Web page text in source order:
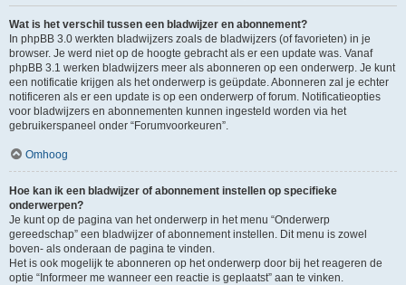
Wat is het verschil tussen een bladwijzer en abonnement?
In phpBB 3.0 werkten bladwijzers zoals de bladwijzers (of favorieten) in je
browser. Je werd niet op de hoogte gebracht als er een update was. Vanaf
phpBB 3.1 werken bladwijzers meer als abonneren op een onderwerp. Je kunt
een notificatie krijgen als het onderwerp is geüpdate. Abonneren zal je echter
notificeren als er een update is op een onderwerp of forum. Notificatieopties
voor bladwijzers en abonnementen kunnen ingesteld worden via het
gebruikerspaneel onder “Forumvoorkeuren”.
Omhoog
Hoe kan ik een bladwijzer of abonnement instellen op specifieke
onderwerpen?
Je kunt op de pagina van het onderwerp in het menu “Onderwerp
gereedschap” een bladwijzer of abonnement instellen. Dit menu is zowel
boven- als onderaan de pagina te vinden.
Het is ook mogelijk te abonneren op het onderwerp door bij het reageren de
optie “Informeer me wanneer een reactie is geplaatst” aan te vinken.